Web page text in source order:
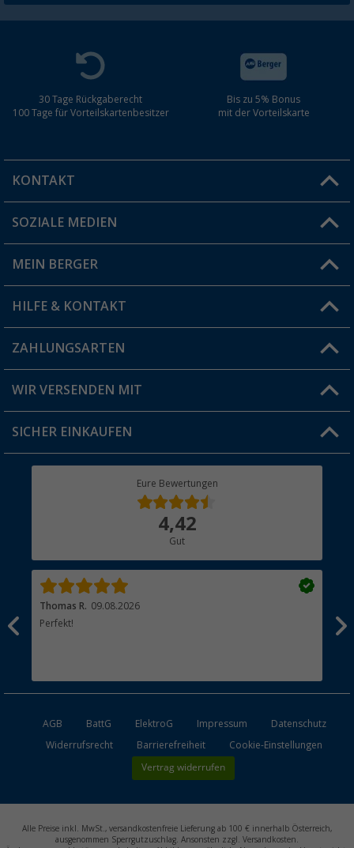
30 Tage Rückgaberecht
100 Tage für Vorteilskartenbesitzer
Bis zu 5% Bonus
mit der Vorteilskarte
KONTAKT
Du hast eine Frage?
Filiale finden
SOZIALE MEDIEN
MEIN BERGER
Vorteilskarte
Blog
Jobs & Karriere
HILFE & KONTAKT
FAQ & Kontakt
Versandinformationen
Rücksendung
ZAHLUNGSARTEN
WIR VERSENDEN MIT
SICHER EINKAUFEN
Eure Bewertungen
4,42
Gut
Thomas R. 09.08.2026
Perfekt!
AGB BattG ElektroG Impressum
Datenschutz
Widerrufsrecht
Barrierefreiheit Cookie-Einstellungen
Vertrag widerrufen
Alle Preise inkl. MwSt., versandkostenfreie Lieferung ab 100 € innerhalb Österreich,
ausgenommen Sperrgutzuschlag. Ansonsten zzgl. Versandkosten.